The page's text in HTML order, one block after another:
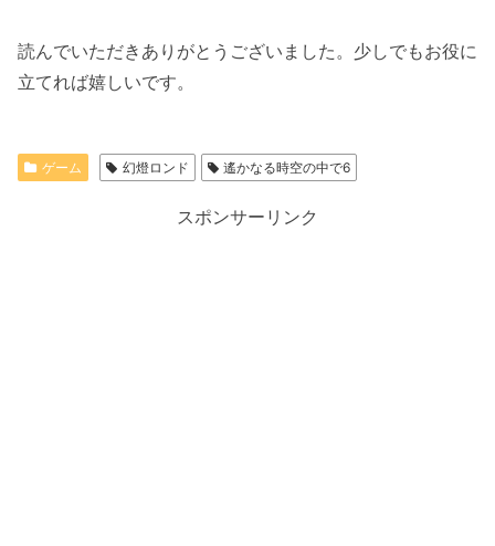
読んでいただきありがとうございました。少しでもお役に
立てれば嬉しいです。
ゲーム 幻燈ロンド 遙かなる時空の中で6
スポンサーリンク